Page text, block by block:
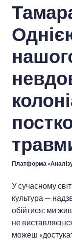
Платформа
У сучасному
культура —
обійтися: ми
не
можеш